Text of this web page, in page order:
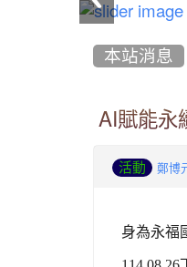
本站消息
AI賦能永
活動 鄭博
身為永福